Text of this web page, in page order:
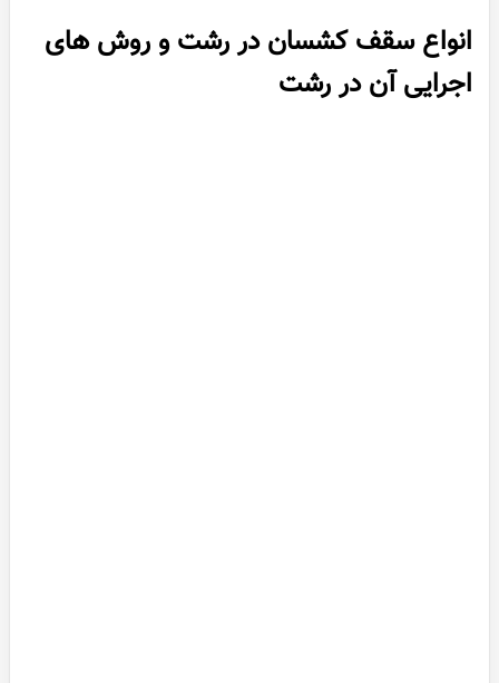
انواع سقف کشسان در رشت و روش های
اجرایی آن در رشت